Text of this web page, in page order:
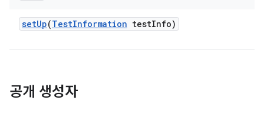
setUp(TestInformation testInfo)
공개 생성자